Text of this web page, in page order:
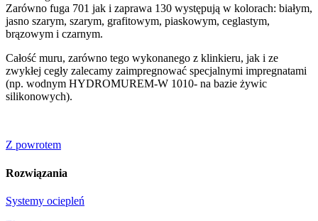
Zarówno fuga 701 jak i zaprawa 130 występują w kolorach: białym,
jasno szarym, szarym, grafitowym, piaskowym, ceglastym,
brązowym i czarnym.
Całość muru, zarówno tego wykonanego z klinkieru, jak i ze
zwykłej cegły zalecamy zaimpregnować specjalnymi impregnatami
(np. wodnym HYDROMUREM-W 1010- na bazie żywic
silikonowych).
Z powrotem
Rozwiązania
Systemy ociepleń